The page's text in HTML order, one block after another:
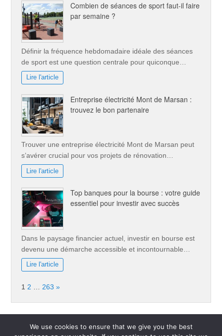
Combien de séances de sport faut-il faire
par semaine ?
Définir la fréquence hebdomadaire idéale des séances
de sport est une question centrale pour quiconque…
Lire l'article
Entreprise électricité Mont de Marsan :
trouvez le bon partenaire
Trouver une entreprise électricité Mont de Marsan peut
s’avérer crucial pour vos projets de rénovation…
Lire l'article
Top banques pour la bourse : votre guide
essentiel pour investir avec succès
Dans le paysage financier actuel, investir en bourse est
devenu une démarche accessible et incontournable…
Lire l'article
Page:
1 2 263 Next
»
We use cookies to ensure that we give you the best